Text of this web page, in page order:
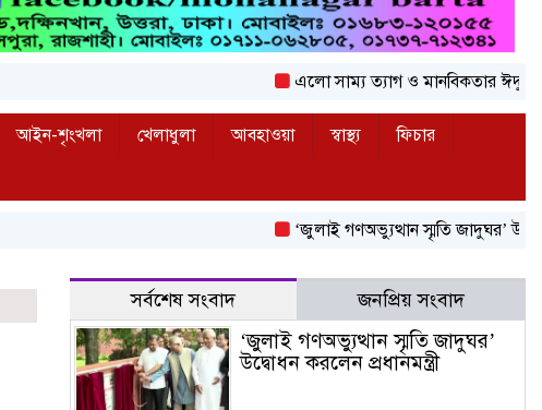
এলো সাম্য ত্যাগ ও মানবিকতার ঈদুল
আইন-শৃংখলা খেলাধুলা আবহাওয়া স্বাস্থ্য
ফিচার
‘জুলাই গণঅভ্যুত্থান স্মৃতি জাদুঘর’ উদ্বোধন
সর্বশেষ সংবাদ জনপ্রিয় সংবাদ
‘জুলাই গণঅভ্যুত্থান স্মৃতি জাদুঘর’
উদ্বোধন করলেন প্রধানমন্ত্রী